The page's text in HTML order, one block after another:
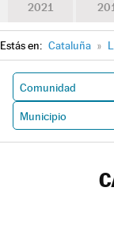
2021
Estás en: Cataluña »